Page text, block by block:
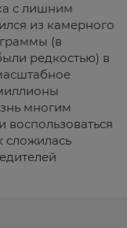
с лишним
из камерного
(в
редкостью) в
многим
сложилась